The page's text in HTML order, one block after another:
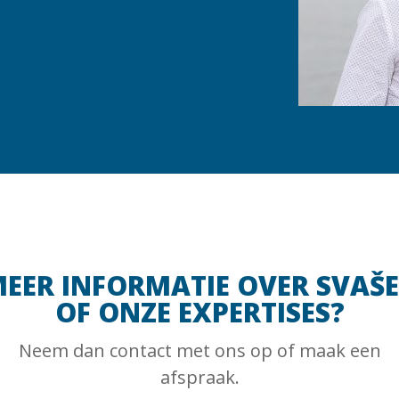
INFORMATIE OVER
OF ONZE EXPERTISES?
Neem dan contact met ons op of maak een
afspraak.